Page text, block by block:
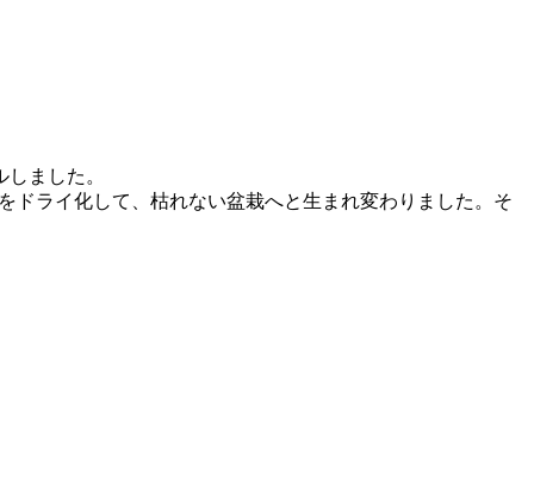
ました。
ドライ化して、枯れない盆栽へと生まれ変わりました。そ